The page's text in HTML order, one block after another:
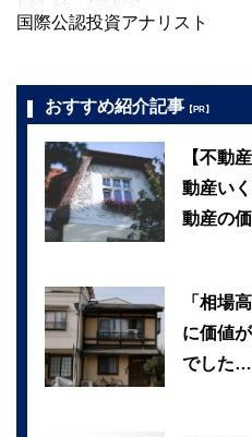
国際公認投資アナリスト
おすすめ紹介記事 【PR】
【不動
動産い
動産の
「相場
に価値
でした…